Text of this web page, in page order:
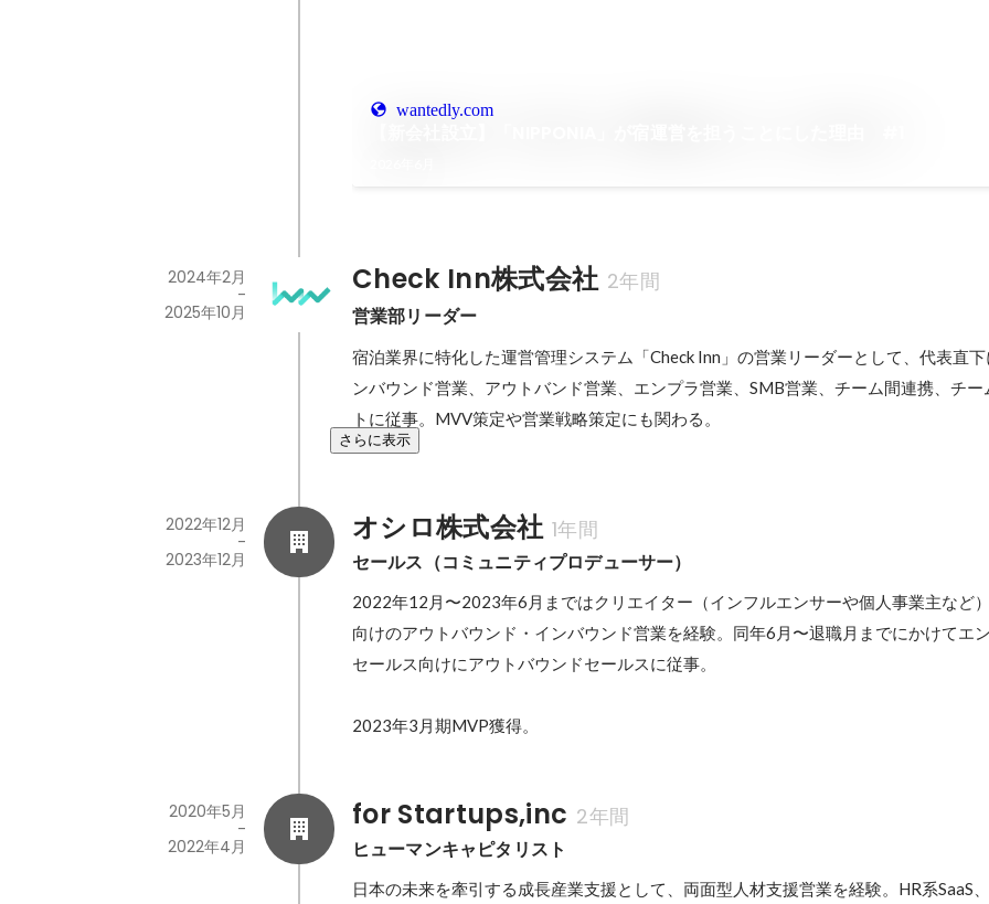
wantedly.com
Check Inn株式会社 2年間
営業部リーダー
2024年2月
-
2025年10月
宿泊業界に特化した運営管理システム「Check Inn」の営業リーダーとして、代表直
ンバウンド営業、アウトバンド営業、エンプラ営業、SMB営業、チーム間連携、チ
トに従事。MVV策定や営業戦略策定にも関わる。
さらに表示
オシロ株式会社 1年間
セールス（コミュニティプロデューサー）
2022年12月
-
2023年12月
2022年12月〜2023年6月まではクリエイター（インフルエンサーや個人事業主など
向けのアウトバウンド・インバウンド営業を経験。同年6月〜退職月までにかけてエ
セールス向けにアウトバウンドセールスに従事。
2023年3月期MVP獲得。
for Startups,inc 2年間
ヒューマンキャピタリスト
2020年5月
-
2022年4月
日本の未来を牽引する成長産業支援として、両面型人材支援営業を経験。HR系SaaS